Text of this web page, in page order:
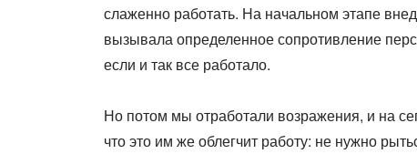
слаженно работать. На начальном этапе
вызывала определенное сопротивление
если и так все работало.
Но потом мы отработали возражения, и на
что это им же облегчит работу: не нужно